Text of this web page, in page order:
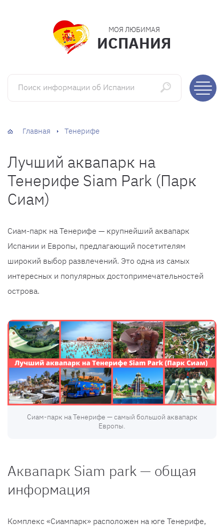
МОЯ ЛЮБИМАЯ
ИСПАНИЯ
Поиск информации об Испании
Главная Тенерифе
Лучший аквапарк на
Тенерифе Siam Park (Парк
Сиам)
Сиам-парк на Тенерифе — крупнейший аквапарк
Испании и Европы, предлагающий посетителям
широкий выбор развлечений. Это одна из самых
интересных и популярных достопримечательностей
острова.
Сиам-парк на Тенерифе — самый большой аквапарк
Европы.
Аквапарк Siam park — общая
информация
Комплекс «Сиампарк» расположен на юге Тенерифе,